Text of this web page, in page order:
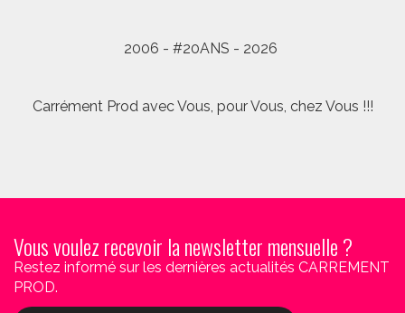
2006 - #20ANS - 2026
Carrément Prod avec Vous, pour Vous, chez Vous !!!
Vous voulez recevoir la newsletter mensuelle ?
Restez informé sur les dernières actualités CARREMENT
PROD.